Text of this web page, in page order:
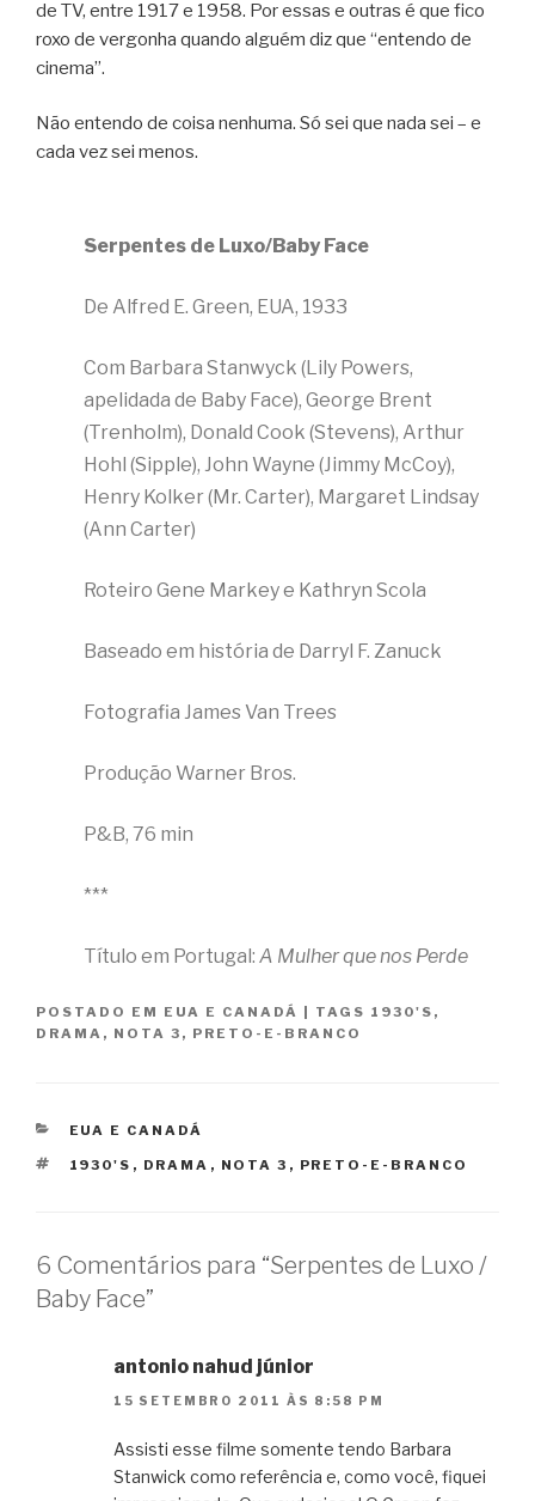
de TV, entre 1917 e 1958. Por essas e outras é que fico
roxo de vergonha quando alguém diz que “entendo de
cinema”.
Não entendo de coisa nenhuma. Só sei que nada sei – e
cada vez sei menos.
Serpentes de Luxo/Baby Face
De Alfred E. Green, EUA, 1933
Com Barbara Stanwyck (Lily Powers,
apelidada de Baby Face), George Brent
(Trenholm), Donald Cook (Stevens), Arthur
Hohl (Sipple), John Wayne (Jimmy McCoy),
Henry Kolker (Mr. Carter), Margaret Lindsay
(Ann Carter)
Roteiro Gene Markey e Kathryn Scola
Baseado em história de Darryl F. Zanuck
Fotografia James Van Trees
Produção Warner Bros.
P&B, 76 min
***
Título em Portugal: A Mulher que nos Perde
POSTADO EM EUA E CANADÁ | TAGS 1930'S ,
DRAMA , NOTA 3 , PRETO-E-BRANCO
CATEGORIAS
EUA E CANADÁ
TAGS
1930'S , DRAMA , NOTA 3 , PRETO-E-BRANCO
6 Comentários para “Serpentes de Luxo /
Baby Face”
antonio nahud júnior
15 SETEMBRO 2011 ÀS 8:58 PM
Assisti esse filme somente tendo Barbara
Stanwick como referência e, como você, fiquei